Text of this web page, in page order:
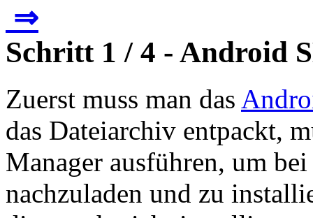
⇒
Schritt 1 / 4 - Android
Zuerst muss man das
das Dateiarchiv entpackt,
Manager ausführen, um
nachzuladen und zu